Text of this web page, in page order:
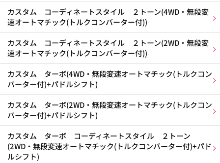
カスタム コーディネートスタイル ２トーン(4WD・無段変
速オートマチック(トルクコンバーター付))
カスタム コーディネートスタイル ２トーン(2WD・無段変
速オートマチック(トルクコンバーター付))
カスタム ターボ(4WD・無段変速オートマチック(トルクコン
バーター付)+パドルシフト)
カスタム ターボ(2WD・無段変速オートマチック(トルクコン
バーター付)+パドルシフト)
カスタム ターボ コーディネートスタイル ２トーン
(2WD・無段変速オートマチック(トルクコンバーター付)+パド
ルシフト)